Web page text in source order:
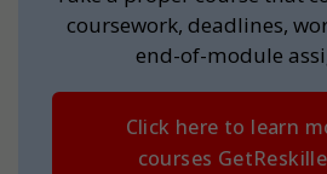
coursework, deadlines,
end-of-module
Click here to learn
courses